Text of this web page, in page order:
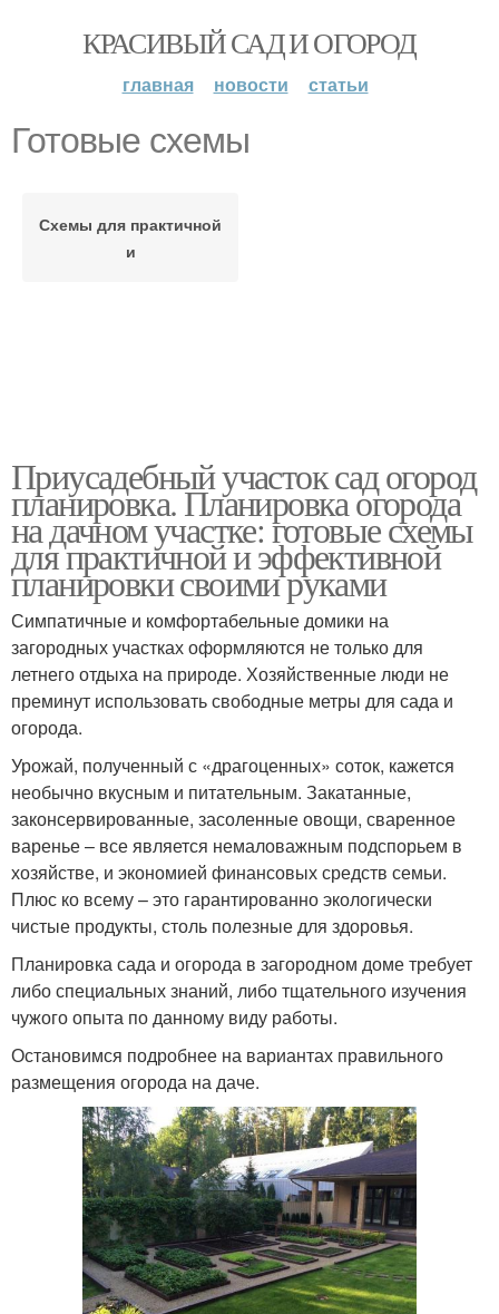
КРАСИВЫЙ САД И ОГОРОД
главная новости статьи
Готовые схемы
Схемы для практичной
и
Приусадебный участок сад огород
планировка. Планировка огорода
на дачном участке: готовые схемы
для практичной и эффективной
планировки своими руками
Симпатичные и комфортабельные домики на
загородных участках оформляются не только для
летнего отдыха на природе. Хозяйственные люди не
преминут использовать свободные метры для сада и
огорода.
Урожай, полученный с «драгоценных» соток, кажется
необычно вкусным и питательным. Закатанные,
законсервированные, засоленные овощи, сваренное
варенье – все является немаловажным подспорьем в
хозяйстве, и экономией финансовых средств семьи.
Плюс ко всему – это гарантированно экологически
чистые продукты, столь полезные для здоровья.
Планировка сада и огорода в загородном доме требует
либо специальных знаний, либо тщательного изучения
чужого опыта по данному виду работы.
Остановимся подробнее на вариантах правильного
размещения огорода на даче.